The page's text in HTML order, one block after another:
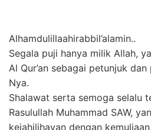
Alhamdulillaahirabbil’alamin..
Segala puji hanya milik Allah,
Al Qur’an sebagai petunjuk
Nya.
Shalawat serta semoga selalu
Rasulullah Muhammad SAW,
kejahilihayan dengan